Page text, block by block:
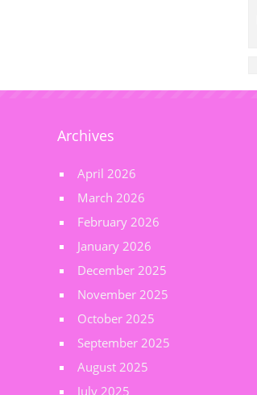
Archives
April 2026
March 2026
February 2026
January 2026
December 2025
November 2025
October 2025
September 2025
August 2025
July 2025